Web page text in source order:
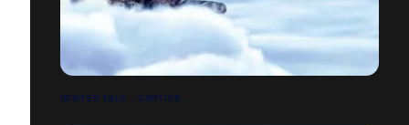
WINTER TALE - CARTIER